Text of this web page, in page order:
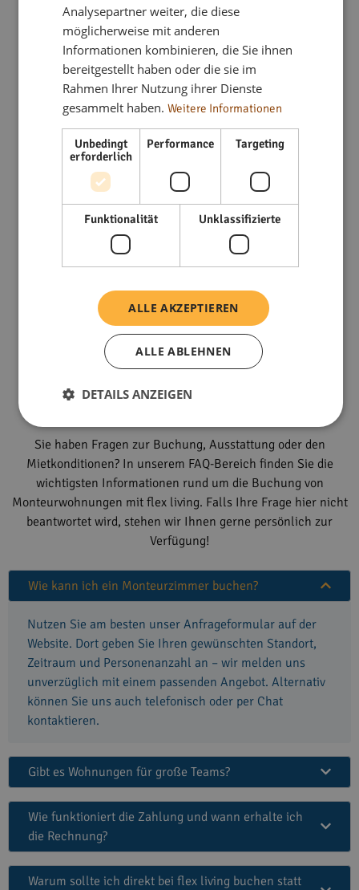
Seit 2018 steht flex living für flexible, voll möblierte
Wohnlösungen in ganz Deutschland. Mit über 333
Wohnungen an mehr als 40 Standorten bieten wir
Monteurwohnungen, Ferienwohnungen und
Studentenapartments für jeden Bedarf – immer modern,
voll ausgestattet und sofort bezugsfertig. Dank unseres
starken Netzwerks arbeiten wir eng mit Unternehmen,
Projektteams und Immobilieninvestoren zusammen, um
passgenaue Wohnkonzepte zu realisieren. Unsere Mission:
komfortables Wohnen auf Zeit, effizient organisiert und mit
höchstem Anspruch an Qualität und Service.
Mehr über flex living
FAQs
Sie haben Fragen zur Buchung, Ausstattung oder den
Mietkonditionen? In unserem FAQ-Bereich finden Sie die
wichtigsten Informationen rund um die Buchung von
Monteurwohnungen mit flex living. Falls Ihre Frage hier nicht
beantwortet wird, stehen wir Ihnen gerne persönlich zur
Verfügung!
Wie kann ich ein Monteurzimmer buchen?
Nutzen Sie am besten unser Anfrageformular auf der
Website. Dort geben Sie Ihren gewünschten Standort,
Zeitraum und Personenanzahl an – wir melden uns
unverzüglich mit einem passenden Angebot. Alternativ
können Sie uns auch telefonisch oder per Chat
kontaktieren.
Gibt es Wohnungen für große Teams?
Wie funktioniert die Zahlung und wann erhalte ich
die Rechnung?
Warum sollte ich direkt bei flex living buchen statt
Analysepartner weiter, die diese
möglicherweise mit anderen
Informationen kombinieren, die Sie ihnen
bereitgestellt haben oder die sie im
Rahmen Ihrer Nutzung ihrer Dienste
gesammelt haben. Weitere Informationen
Unbedingt
erforderlich
Performance Targeting
Funktionalität Unklassifizierte
ALLE AKZEPTIEREN
ALLE ABLEHNEN
DETAILS ANZEIGEN